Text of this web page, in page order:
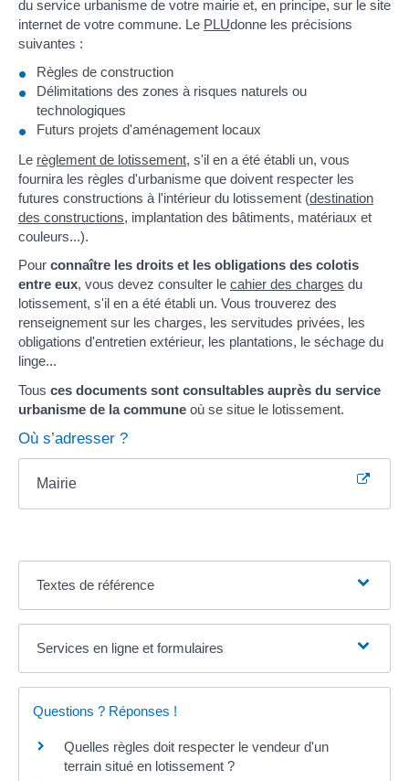
du service urbanisme de votre mairie et, en principe, sur le site
internet de votre commune. Le PLUdonne les précisions
suivantes :
Règles de construction
Délimitations des zones à risques naturels ou
technologiques
Futurs projets d'aménagement locaux
Le règlement de lotissement, s'il en a été établi un, vous
fournira les règles d'urbanisme que doivent respecter les
futures constructions à l'intérieur du lotissement (destination
des constructions, implantation des bâtiments, matériaux et
couleurs...).
Pour connaître les droits et les obligations des colotis
entre eux, vous devez consulter le cahier des charges du
lotissement, s'il en a été établi un. Vous trouverez des
renseignement sur les charges, les servitudes privées, les
obligations d'entretien extérieur, les plantations, le séchage du
linge...
Tous ces documents sont consultables auprès du service
urbanisme de la commune où se situe le lotissement.
Où s’adresser ?
Mairie
Textes de référence
Services en ligne et formulaires
Questions ? Réponses !
Quelles règles doit respecter le vendeur d'un
terrain situé en lotissement ?